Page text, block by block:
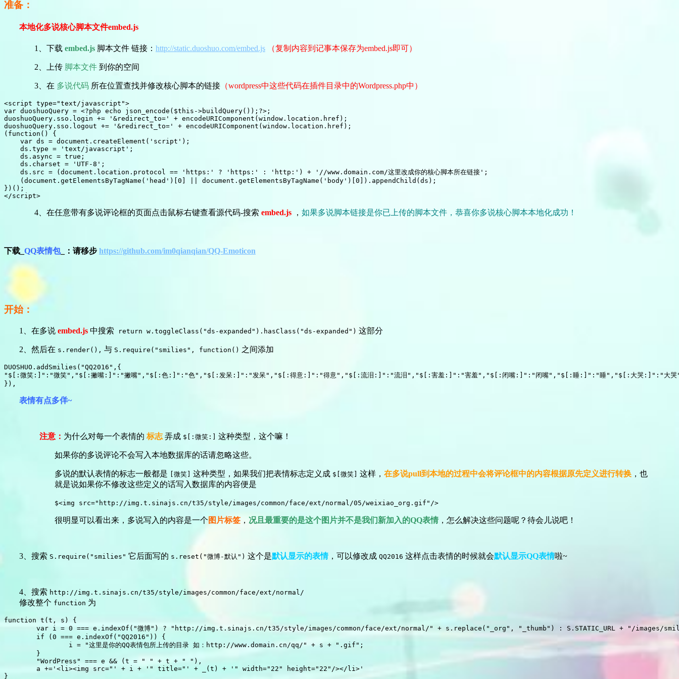
准备：
本地化多说核心脚本文件embed.js
1、下载 embed.js 脚本文件 链接： http://static.duoshuo.com/embed.js （复制内容到记事本保存为embed.js即可）
2、上传 脚本文件 到你的空间
3、在 多说代码 所在位置查找并修改核心脚本的链接 （wordpress中这些代码在插件目录中的Wordpress.php中）
<script type="text/javascript">
var duoshuoQuery = <?php echo json_encode($this->buildQuery());?>;
duoshuoQuery.sso.login += '&redirect_to=' + encodeURIComponent(window.location.href);
duoshuoQuery.sso.logout += '&redirect_to=' + encodeURIComponent(window.location.href);
(function() {
    var ds = document.createElement('script');
    ds.type = 'text/javascript';
    ds.async = true;
    ds.charset = 'UTF-8';
    ds.src = (document.location.protocol == 'https:' ? 'https:' : 'http:') + '//www.domain.com/这里改成你的核心脚本所在链接';
    (document.getElementsByTagName('head')[0] || document.getElementsByTagName('body')[0]).appendChild(ds);
})();
</script>
4、在任意带有多说评论框的页面点击鼠标右键查看源代码-搜索 embed.js ， 如果多说脚本链接是你已上传的脚本文件，恭喜你多说核心脚本本地化成功！
下载_ QQ表情包_：请移步 https://github.com/im0qianqian/QQ-Emoticon
开始：
1、在多说 embed.js 中搜索 return w.toggleClass("ds-expanded").hasClass("ds-expanded") 这部分
2、然后在 s.render(), 与 S.require("smilies", function() 之间添加
DUOSHUO.addSmilies("QQ2016",{
"$[:微笑:]":"微笑","$[:撇嘴:]":"撇嘴","$[:色:]":"色","$[:发呆:]":"发呆","$[:得意:]":"得意","$[:流泪:]":"流泪","$[:害羞:]":"害羞","$[:闭嘴:]":"闭嘴","$[:睡:]":"睡","$[:大哭:]":"
}),
表情有点多佯~
注意： 为什么对每一个表情的 标志 弄成 $[:微笑:] 这种类型，这个嘛！
如果你的多说评论不会写入本地数据库的话请忽略这些。
多说的默认表情的标志一般都是 [微笑] 这种类型，如果我们把表情标志定义成 $[微笑] 这样， 在多说pull到本地的过程中会将评论框中的内容根据原先定义进行转换 ，也
就是说如果你不修改这些定义的话写入数据库的内容便是
$<img src="http://img.t.sinajs.cn/t35/style/images/common/face/ext/normal/05/weixiao_org.gif"/>
很明显可以看出来，多说写入的内容是一个 图片标签 ， 况且最重要的是这个图片并不是我们新加入的QQ表情 ，怎么解决这些问题呢？待会儿说吧！
3、搜索 S.require("smilies" 它后面写的 s.reset("微博-默认") 这个是默认显示的表情，可以修改成 QQ2016 这样点击表情的时候就会默认显示QQ表情啦~
4、搜索 http://img.t.sinajs.cn/t35/style/images/common/face/ext/normal/
修改整个 function 为
function t(t, s) {
        "WordPress" === e && (t = " " + t + " "),
        a +='<li><img src="' + i + '" title="' + _(t) + '" width="22" height="22"/></li>'